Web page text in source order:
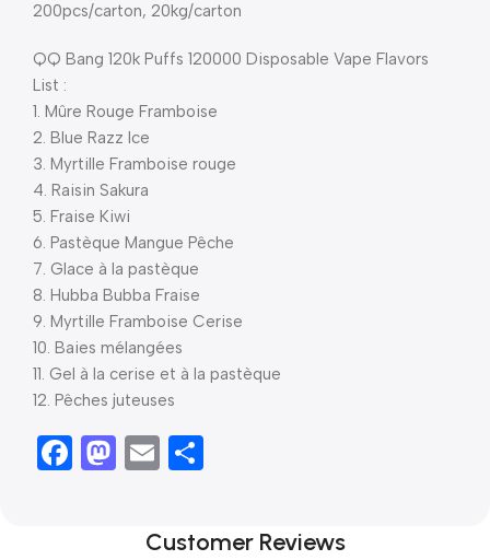
200pcs/carton, 20kg/carton
QQ Bang 120k Puffs 120000 Disposable Vape Flavors
List :
1. Mûre Rouge Framboise
2. Blue Razz Ice
3. Myrtille Framboise rouge
4. Raisin Sakura
5. Fraise Kiwi
6. Pastèque Mangue Pêche
7. Glace à la pastèque
8. Hubba Bubba Fraise
9. Myrtille Framboise Cerise
10. Baies mélangées
11. Gel à la cerise et à la pastèque
12. Pêches juteuses
Facebook
Mastodon
Email
Customer Reviews